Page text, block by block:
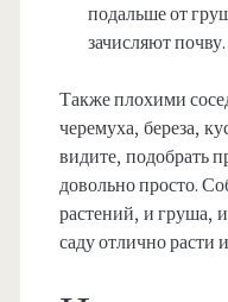
подальше от
зачисляют почву.
Также плохими
черемуха, береза,
видите, подобрать
довольно просто.
растений, и груша,
саду отлично расти